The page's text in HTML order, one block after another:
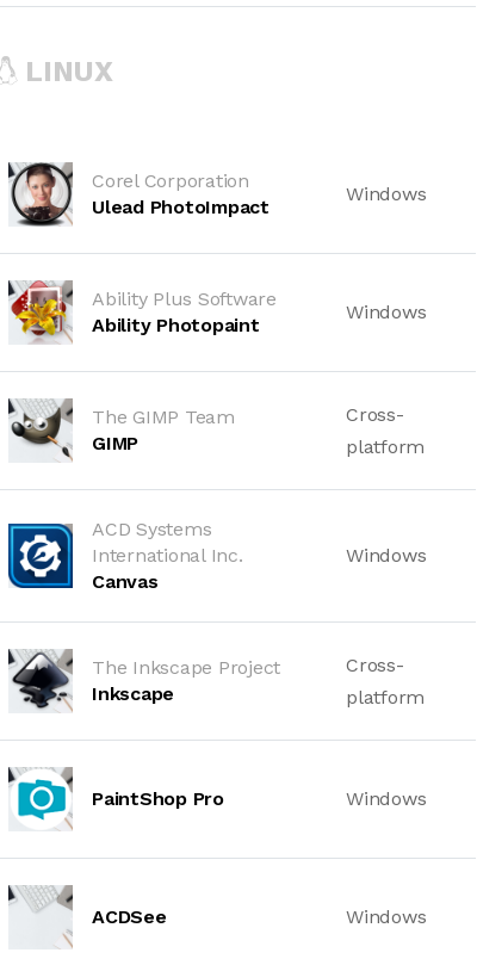
LINUX
Corel Corporation
Ulead PhotoImpact
Windows
Ability Plus Software
Ability Photopaint
Windows
The GIMP Team
GIMP
Cross-
platform
ACD Systems
International Inc.
Canvas
Windows
The Inkscape Project
Inkscape
Cross-
platform
PaintShop Pro Windows
ACDSee Windows